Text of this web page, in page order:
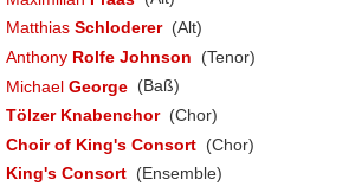
Matthias Schloderer (Alt)
Anthony Rolfe Johnson
(Tenor)
Michael George (Baß)
Tölzer Knabenchor (Chor)
Choir of King's Consort (Chor)
King's Consort (Ensemble)